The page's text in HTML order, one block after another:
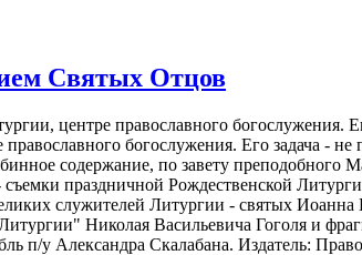
Святых Отцов
центре православного богослужения.
богослужения. Его задача -
содержание, по завету
праздничной Рождественской
служителей Литургии - святых
Николая Васильевича Гоголя и
п/у Александра Скалабана. Издатель: